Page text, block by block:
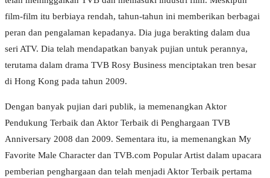
film-film itu berbiaya rendah, tahun-tahun ini memberikan berbagai
peran dan pengalaman kepadanya. Dia juga berakting dalam dua
seri ATV. Dia telah mendapatkan banyak pujian untuk perannya,
terutama dalam drama TVB Rosy Business menciptakan tren besar
di Hong Kong pada tahun 2009.
Dengan banyak pujian dari publik, ia memenangkan Aktor
Pendukung Terbaik dan Aktor Terbaik di Penghargaan TVB
Anniversary 2008 dan 2009. Sementara itu, ia memenangkan My
Favorite Male Character dan TVB.com Popular Artist dalam upacara
pemberian penghargaan dan telah menjadi Aktor Terbaik pertama